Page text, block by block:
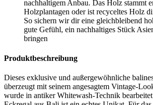
nachhaltigem Anbau. Das Holz stammt
Holzplantagen oder ist recyceltes Holz
So sichern wir dir eine gleichbleibend
gute Gefühl, ein nachhaltiges Stück
bringen
Produktbeschreibung
Dieses exklusive und außergewöhnliche
überzeugt mit seinem angesagtem Vintage-
wurde in antiker Whitewash-Technik